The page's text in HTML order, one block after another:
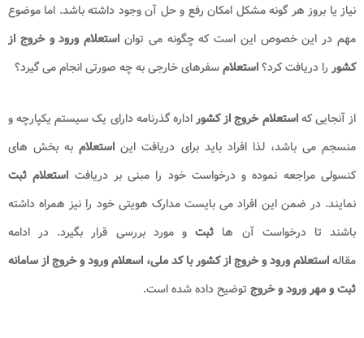
نیاز یا بروز هر گونه مشکل امکان رفع و حل آن وجود داشته باشد. اما موضوع
مهم در این خصوص این است که چگونه می توان استعلام ورود و خروج از
کشوررا دریافت کرد؟استعلامسفرهای خارجی به چه صورتی انجام می گیرد؟
از آنجایی کهاستعلام خروج از کشوراداره گذرنامه دارای یک سیستم یکپارچه و
منسجم می باشد، لذا افراد باید برای دریافت این استعلامبه بخش های
کنسولی مراجعه نموده و درخواست خود را مبنی بر دریافت استعلام ثبت
نمایند. در ضمن این افراد می بایست مدارک هویتی خود را نیز همراه داشته
باشند تا درخواست آن ها ثبتو مورد بررسی قرار بگیرد. در ادامه
مقالهاستعلام ورود و خروج از کشور با کد ملی، اسعلام ورود و خروج از سامانه
ثبت و مهر ورود و خروج توضیح داده شده است.